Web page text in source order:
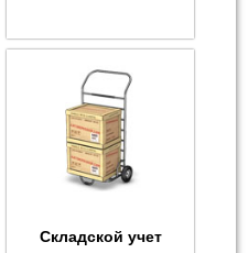
Складской учет